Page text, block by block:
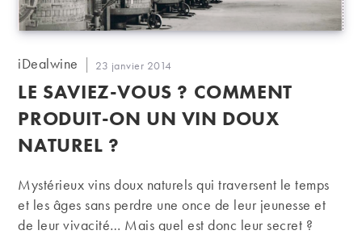
Auteur/autrice
la
publication :
iDealwine
Publication
publiée :
23 janvier 2014
LE SAVIEZ-VOUS ? COMMENT
PRODUIT-ON UN VIN DOUX
NATUREL ?
Mystérieux vins doux naturels qui traversent le temps
et les âges sans perdre une once de leur jeunesse et
de leur vivacité… Mais quel est donc leur secret ?